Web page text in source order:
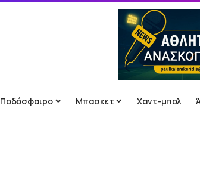
Ποδόσφαιρο Μπασκετ Χαντ-μπολ